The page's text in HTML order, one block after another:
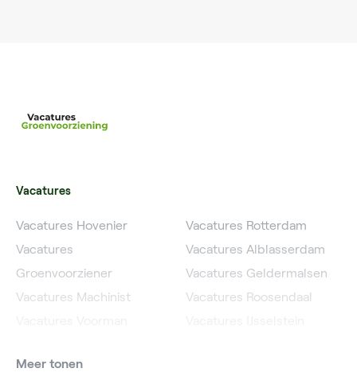
Vacatures
Vacatures Hovenier
Vacatures
Groenvoorziener
Vacatures Machinist
Vacatures Planner
Vacatures Rotterdam
Vacatures Alblasserdam
Vacatures Geldermalsen
Vacatures Roosendaal
Meer tonen